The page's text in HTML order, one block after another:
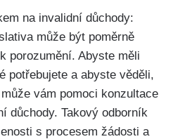
na invalidní důchody:
může být poměrně
porozumění. Abyste měli
potřebujete a abyste věděli,
vám pomoci konzultace
důchody. Takový odborník
s procesem žádosti a